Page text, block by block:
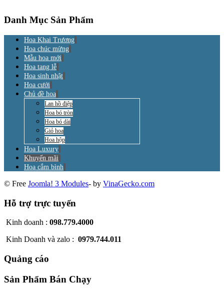
Danh Mục Sản Phẩm
Hoa Khai Trương
Hoa chúc mừng
Mẫu hoa mới
Hoa tang lễ
Hoa sinh nhật
Hoa cưới
Chủ đề hoa
Lan hồ điệp
Hoa bó tròn
Hoa bó dài
Giỏ hoa
Hoa hộp
Hoa Luxury
Khuyến mãi
Hoa cắm bình
© Free Joomla! 3 Modules- by VinaGecko.com
Hỗ trợ trực tuyến
Kinh doanh : 098.779.4000
Kinh Doanh và zalo : 0979.744.011
Quảng cáo
Sản Phẩm Bán Chạy